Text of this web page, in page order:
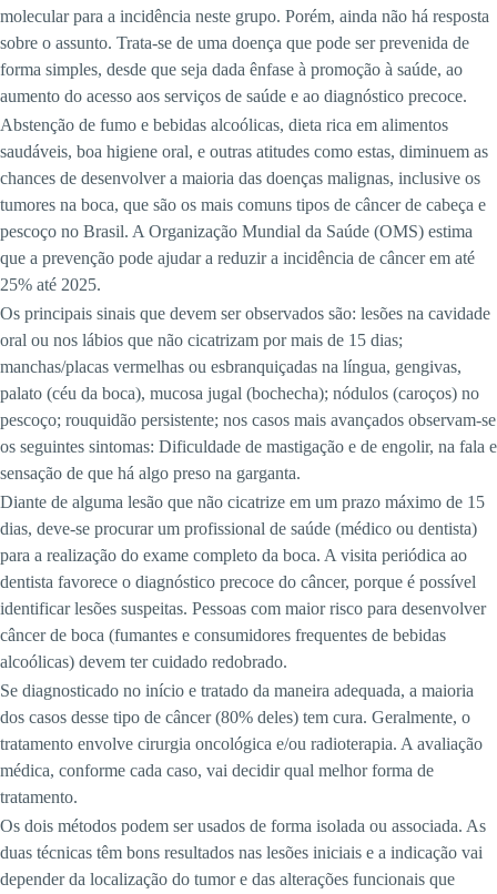
molecular para a incidência neste grupo. Porém, ainda não há resposta
sobre o assunto. Trata-se de uma doença que pode ser prevenida de
forma simples, desde que seja dada ênfase à promoção à saúde, ao
aumento do acesso aos serviços de saúde e ao diagnóstico precoce.
Abstenção de fumo e bebidas alcoólicas, dieta rica em alimentos
saudáveis, boa higiene oral, e outras atitudes como estas, diminuem as
chances de desenvolver a maioria das doenças malignas, inclusive os
tumores na boca, que são os mais comuns tipos de câncer de cabeça e
pescoço no Brasil. A Organização Mundial da Saúde (OMS) estima
que a prevenção pode ajudar a reduzir a incidência de câncer em até
25% até 2025.
Os principais sinais que devem ser observados são: lesões na cavidade
oral ou nos lábios que não cicatrizam por mais de 15 dias;
manchas/placas vermelhas ou esbranquiçadas na língua, gengivas,
palato (céu da boca), mucosa jugal (bochecha); nódulos (caroços) no
pescoço; rouquidão persistente; nos casos mais avançados observam-se
os seguintes sintomas: Dificuldade de mastigação e de engolir, na fala e
sensação de que há algo preso na garganta.
Diante de alguma lesão que não cicatrize em um prazo máximo de 15
dias, deve-se procurar um profissional de saúde (médico ou dentista)
para a realização do exame completo da boca. A visita periódica ao
dentista favorece o diagnóstico precoce do câncer, porque é possível
identificar lesões suspeitas. Pessoas com maior risco para desenvolver
câncer de boca (fumantes e consumidores frequentes de bebidas
alcoólicas) devem ter cuidado redobrado.
Se diagnosticado no início e tratado da maneira adequada, a maioria
dos casos desse tipo de câncer (80% deles) tem cura. Geralmente, o
tratamento envolve cirurgia oncológica e/ou radioterapia. A avaliação
médica, conforme cada caso, vai decidir qual melhor forma de
tratamento.
Os dois métodos podem ser usados de forma isolada ou associada. As
duas técnicas têm bons resultados nas lesões iniciais e a indicação vai
depender da localização do tumor e das alterações funcionais que